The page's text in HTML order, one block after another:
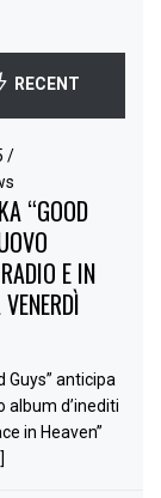
RECENT
/
“GOOD
E IN
Guys” anticipa
album d’inediti
in Heaven”